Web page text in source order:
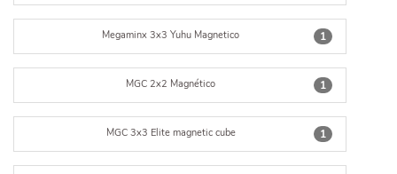
1
Megaminx 3x3 Yuhu Magnetico
1
MGC 2x2 Magnético
1
MGC 3x3 Elite magnetic cube